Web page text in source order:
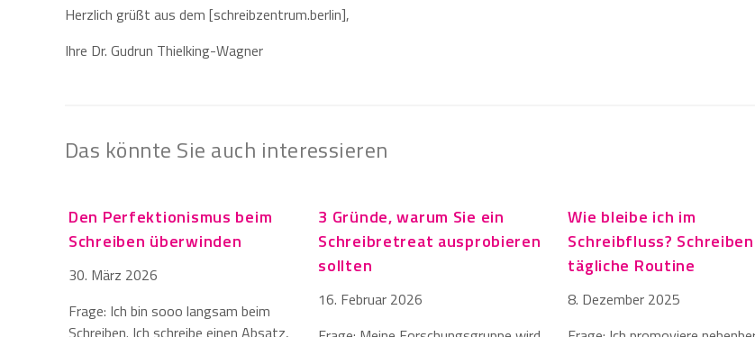
Herzlich grüßt aus dem [schreibzentrum.berlin],
Ihre Dr. Gudrun Thielking-Wagner
Das könnte Sie auch interessieren
Den Perfektionismus beim
Schreiben überwinden
30. März 2026
Frage: Ich bin sooo langsam beim
Schreiben. Ich schreibe einen Absatz,
3 Gründe, warum Sie ein
Schreibretreat ausprobieren
sollten
16. Februar 2026
Wie bleibe ich im
Schreibfluss?
tägliche Routine
8. Dezember 2025